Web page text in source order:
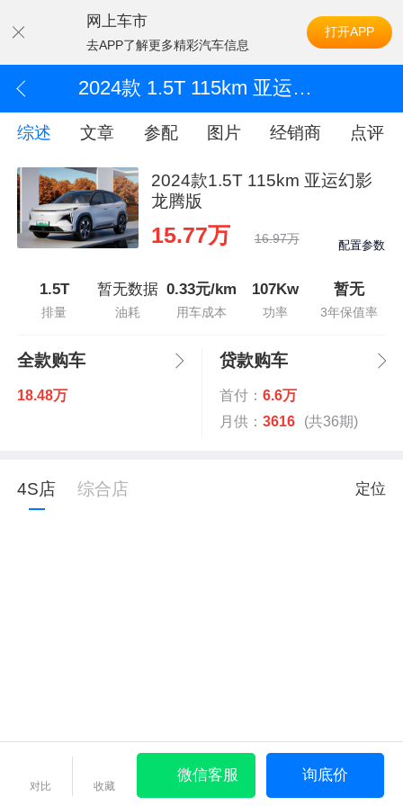
网上车市
去APP了解更多精彩汽车信息
打开APP
2024款 1.5T 115km 亚运幻影 龙腾版
综述 文章 参配 图片 经销商 点评
2024款1.5T 115km 亚运幻影
龙腾版
15.77万 16.97万 配置参数
1.5T
排量
暂无数据
油耗
0.33元/km
用车成本
107Kw
功率
暂无
3年保值率
全款购车
18.48万
贷款购车
首付： 6.6万
月供： 3616 (共36期)
4S店 综合店 定位
对比 收藏
微信客服 询底价